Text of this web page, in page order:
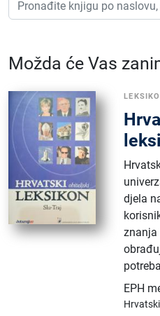
Možda će Vas
djela
EPH